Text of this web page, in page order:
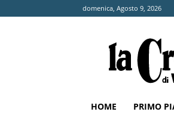
domenica, Agosto 9, 2026
HOME PRIMO